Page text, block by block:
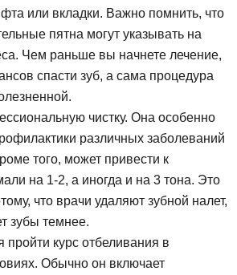
или вкладки. Важно помнить, что
пятна могут указывать на
Чем раньше вы начнете лечение,
спасти зуб, а сама процедура
чистку. Она особенно
различных заболеваний
того, может привести к
на 1-2, а иногда и на 3 тона. Это
что врачи удаляют зубной налет,
зубы темнее.
пройти курс отбеливания в
Обычно он включает
вопрос